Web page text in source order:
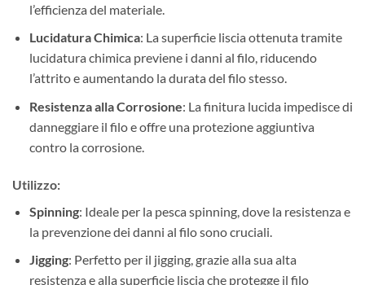
l’efficienza del materiale.
Lucidatura Chimica: La superficie liscia ottenuta tramite
lucidatura chimica previene i danni al filo, riducendo
l’attrito e aumentando la durata del filo stesso.
Resistenza alla Corrosione: La finitura lucida impedisce di
danneggiare il filo e offre una protezione aggiuntiva
contro la corrosione.
Utilizzo:
Spinning: Ideale per la pesca spinning, dove la resistenza e
la prevenzione dei danni al filo sono cruciali.
Jigging: Perfetto per il jigging, grazie alla sua alta
resistenza e alla superficie liscia che protegge il filo